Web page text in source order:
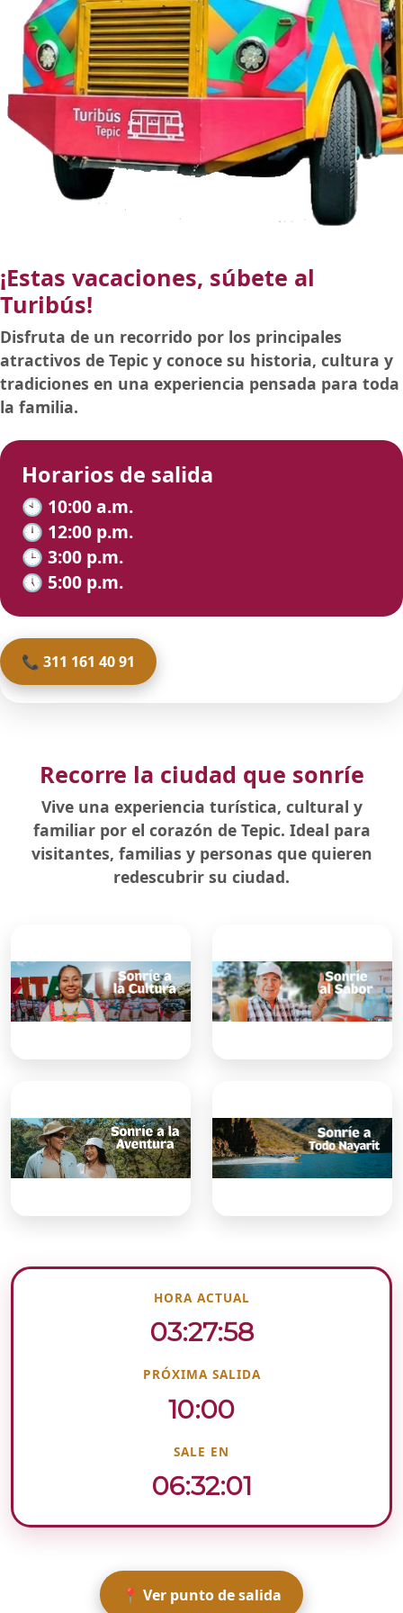
¡Estas vacaciones, súbete al
Turibús!
Disfruta de un recorrido por los principales
atractivos de Tepic y conoce su historia, cultura y
tradiciones en una experiencia pensada para toda
la familia.
Horarios de salida
🕙 10:00 a.m.
🕛 12:00 p.m.
🕒 3:00 p.m.
🕔 5:00 p.m.
📞 311 161 40 91
Recorre la ciudad que sonríe
Vive una experiencia turística, cultural y
familiar por el corazón de Tepic. Ideal para
visitantes, familias y personas que quieren
redescubrir su ciudad.
HORA ACTUAL
03:27:58
PRÓXIMA SALIDA
10:00
SALE EN
06:32:01
📍 Ver punto de salida